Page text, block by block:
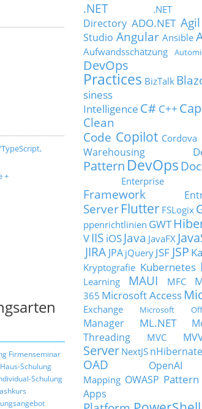
+
Firmenseminar
Schulung
Schulung
.NET .NET
Directory ADO.NET Agil
Studio Angular Ansible
Aufwandsschätzung
DevOps
Practices BizTalk
siness
Intelligence C# C++
Clean
Code Copilot Cordova
Warehousing
Pattern DevOps
Enterprise
Framework
Server Flutter FSLogix
ppenrichtlinien GWT
VIIS iOSJava JavaFX
JIRA JPA jQuery JSF JSP
Kryptografie Kubernetes
Learning
MAUI MFC
365 Microsoft Access
Exchange
Microsoft
Manager
ML.NET
Threading
MVC
Server NextJS nHibernate
OAD
OpenAI
Mapping OWASP Pattern
Apps